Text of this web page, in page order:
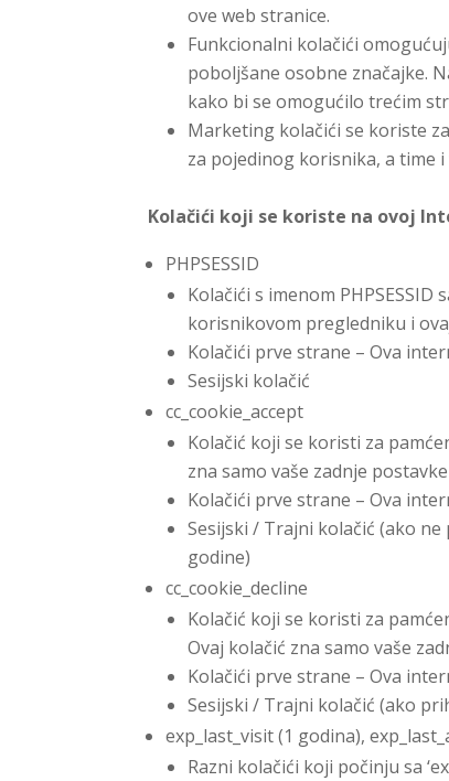
ove web stranice.
Funkcionalni kolačići
poboljšane osobne značajke.
kako bi se omogućilo trećim
Marketing kolačići se koriste
za pojedinog korisnika, a time
Kolačići koji se koriste na ovoj
PHPSESSID
Kolačići s imenom
korisnikovom pregledniku i
Kolačići prve strane – Ova
Sesijski kolačić
cc_cookie_accept
Kolačić koji se koristi za
zna samo vaše zadnje
Kolačići prve strane – Ova
Sesijski / Trajni kolačić (ako
godine)
cc_cookie_decline
Kolačić koji se koristi za
Ovaj kolačić zna samo vaše
Kolačići prve strane – Ova
Sesijski / Trajni kolačić (ako
exp_last_visit (1 godina),
Razni kolačići koji počinju sa